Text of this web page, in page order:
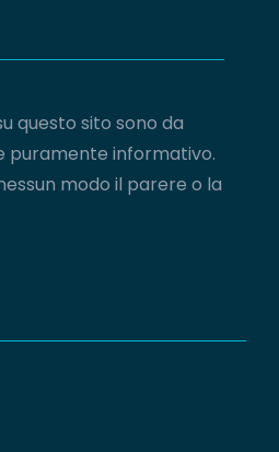
questo sito sono da
informativo.
modo il parere o la